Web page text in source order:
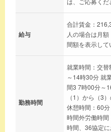
給与
合計賃金：
人の場合は月
間額を表示して
勤務時間
就業時間：交
～14時30分 就
間3 7時00分～
（1）から（3
休憩時間：60分
時間外労働時
時間、36協定